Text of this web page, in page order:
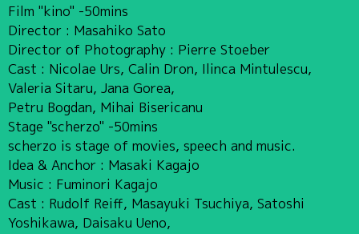
Film "kino" -50mins
Director : Masahiko Sato
Director of Photography : Pierre Stoeber
Cast : Nicolae Urs, Calin Dron, Ilinca Mintulescu,
Valeria Sitaru, Jana Gorea,
Petru Bogdan, Mihai Bisericanu
Stage "scherzo" -50mins
scherzo is stage of movies, speech and music.
Idea & Anchor : Masaki Kagajo
Music : Fuminori Kagajo
Cast : Rudolf Reiff, Masayuki Tsuchiya, Satoshi
Yoshikawa, Daisaku Ueno,